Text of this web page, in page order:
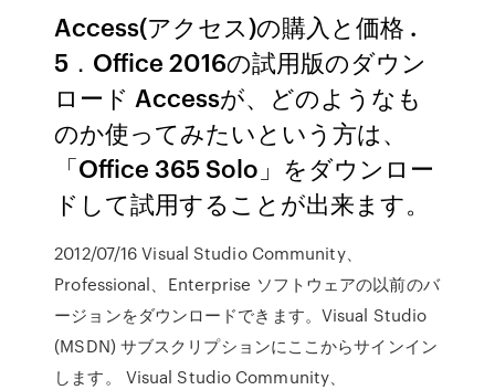
Access(アクセス)の購入と価格 .
5．Office 2016の試用版のダウン
ロード Accessが、どのようなも
のか使ってみたいという方は、
「Office 365 Solo」をダウンロー
ドして試用することが出来ます。
2012/07/16 Visual Studio Community、
Professional、Enterprise ソフトウェアの以前のバ
ージョンをダウンロードできます。Visual Studio
(MSDN) サブスクリプションにここからサインイン
します。 Visual Studio Community、